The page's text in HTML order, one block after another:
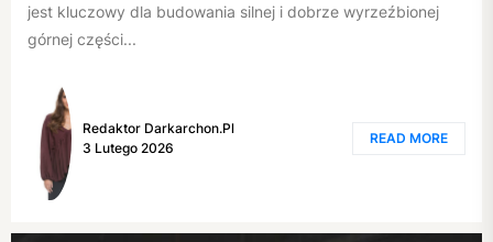
jest kluczowy dla budowania silnej i dobrze wyrzeźbionej
górnej części...
Redaktor Darkarchon.pl
3 Lutego 2026
READ MORE